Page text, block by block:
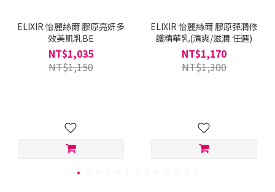
ELIXIR 怡麗絲爾 膠原亮妍多
效美肌乳BE
NT$1,035
NT$1,150
ELIXIR 怡麗絲爾 膠原彈潤修
護精華乳(清爽/滋潤 任選)
NT$1,170
NT$1,300